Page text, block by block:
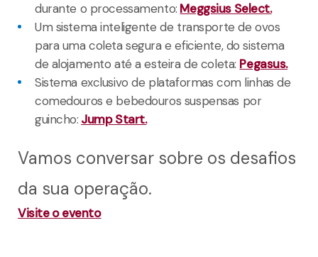
durante o processamento: Meggsius Select.
Um sistema inteligente de transporte de ovos
para uma coleta segura e eficiente, do sistema
de alojamento até a esteira de coleta: Pegasus.
Sistema exclusivo de plataformas com linhas de
comedouros e bebedouros suspensas por
guincho: Jump Start.
Vamos conversar sobre os desafios
da sua operação.
Visite o evento